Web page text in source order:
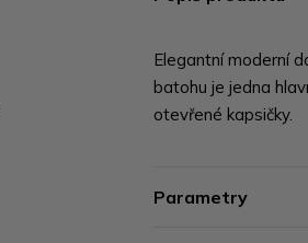
Elegantní moderní
batohu je jedna
otevřené kapsičky.
Parametry